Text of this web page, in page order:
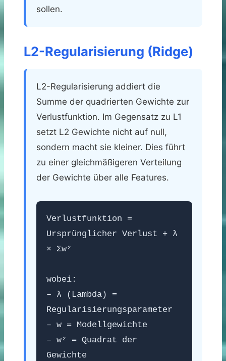
sollen.
L2-Regularisierung (Ridge)
L2-Regularisierung addiert die
Summe der quadrierten Gewichte zur
Verlustfunktion. Im Gegensatz zu L1
setzt L2 Gewichte nicht auf null,
sondern macht sie kleiner. Dies führt
zu einer gleichmäßigeren Verteilung
der Gewichte über alle Features.
Verlustfunktion =
Ursprünglicher Verlust + λ
× Σw²
wobei:
– λ (Lambda) =
Regularisierungsparameter
– w = Modellgewichte
– w² = Quadrat der
Gewichte